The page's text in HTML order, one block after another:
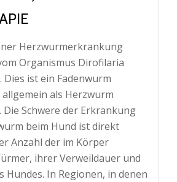
Herzwurmerkrankung
Organismus Dirofilaria
ist ein Fadenwurm
als Herzwurm
Die Schwere der Erkrankung
beim Hund ist direkt
Anzahl der im Körper
ihrer Verweildauer und
Hundes. In Regionen, in denen